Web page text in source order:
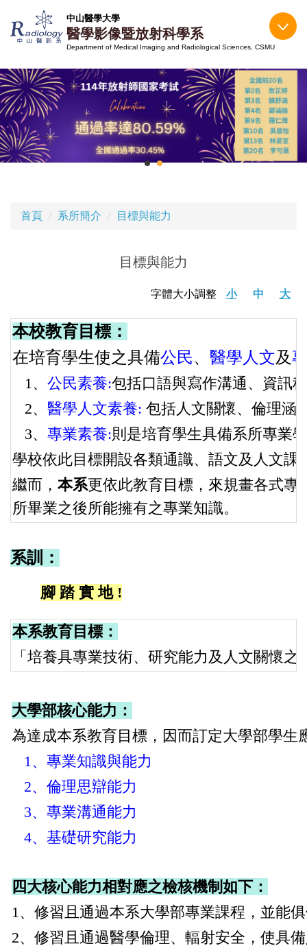
到
內
容
區
中山醫學大學
醫學影像暨放射科學系
Department of Medical Imaging and Radiological Sciences, CSMU
首頁 系所簡介 目標與能力
目標與能力
字體大小調整 小 中 大
本校教育目標：
在培育學生使之具備公民、 醫學人文及
1、 公民素養:包括口語與寫作溝通、資訊
2、 醫學人文素養: 包括人文關懷、倫理涵
3、 專業素養:則是培育學生具備系所專業
學校依此目標開設各類通識、語文及人文課
繼而， 本系更依此教育目標，來規畫各式專
所畢業之後所能擁有之專業知識。
系訓：
腳 踏 實 地 !
本系教育目標：
「培養具專業技術、研究能力及人文關懷
大學部核心能力：
為達成本系教育目標，因而訂定大學部學生
1、專業知識與能力
2、倫理思辯能力
3、專業溝通能力
4、基礎研究能力
四大核心能力相對應之檢核機制如下：
1、修習且通過本系大學部專業課程，並能
2、修習且通過醫學倫理、輻射安全，使具